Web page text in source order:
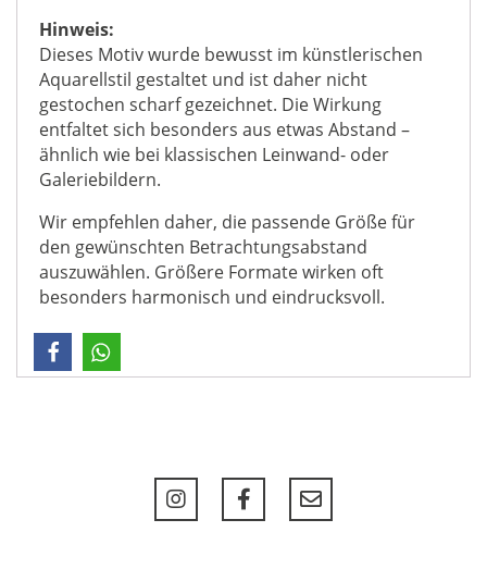
Hinweis:
Dieses Motiv wurde bewusst im künstlerischen
Aquarellstil gestaltet und ist daher nicht
gestochen scharf gezeichnet. Die Wirkung
entfaltet sich besonders aus etwas Abstand –
ähnlich wie bei klassischen Leinwand- oder
Galeriebildern.
Wir empfehlen daher, die passende Größe für
den gewünschten Betrachtungsabstand
auszuwählen. Größere Formate wirken oft
besonders harmonisch und eindrucksvoll.